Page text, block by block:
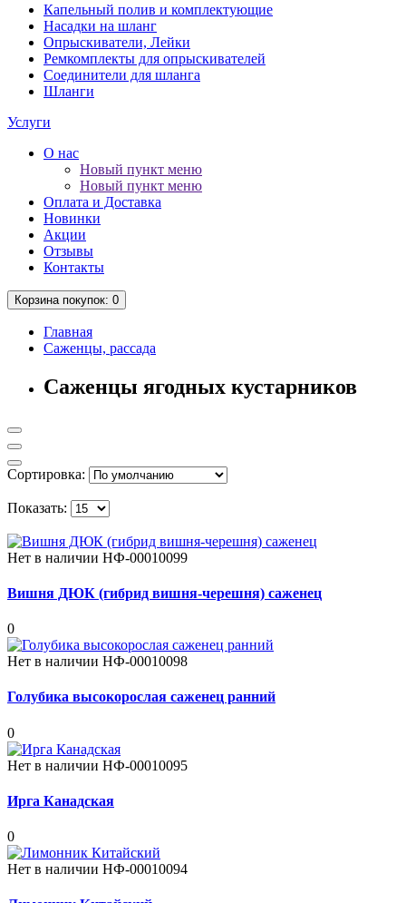
Капельный полив и комплектующие
Насадки на шланг
Опрыскиватели, Лейки
Ремкомплекты для опрыскивателей
Соединители для шланга
Шланги
Услуги
О нас
Новый пункт меню
Новый пункт меню
Оплата и Доставка
Новинки
Акции
Отзывы
Контакты
Корзина покупок: 0
Главная
Саженцы, рассада
Саженцы ягодных кустарников
Сортировка:
Показать:
Нет в наличии НФ-00010099
Вишня ДЮК (гибрид вишня-черешня) саженец
0
Нет в наличии НФ-00010098
Голубика высокорослая саженец ранний
0
Нет в наличии НФ-00010095
Ирга Канадская
0
Нет в наличии НФ-00010094